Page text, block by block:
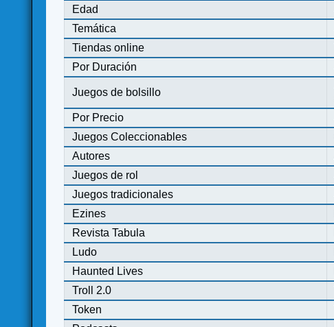
Edad
Temática
Tiendas online
Por Duración
Juegos de bolsillo
Por Precio
Juegos Coleccionables
Autores
Juegos de rol
Juegos tradicionales
Ezines
Revista Tabula
Ludo
Haunted Lives
Troll 2.0
Token